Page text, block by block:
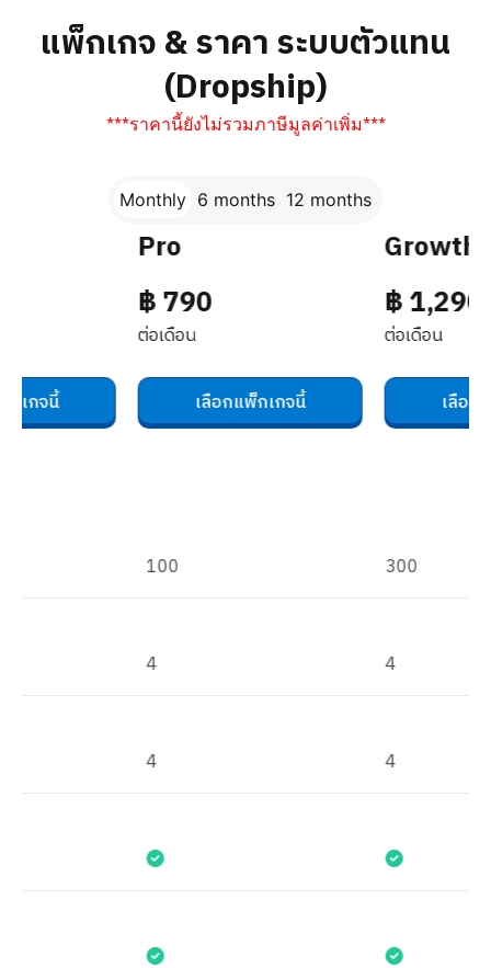
แพ็กเกจ & ราคา ระบบตัวแทน
(Dropship)
***ราคานี้ยังไม่รวมภาษีมูลค่าเพิ่ม***
Monthly 6 months 12 months
กจนี้
Pro
฿ 790
ต่อเดือน
เลือกแพ็กเกจนี้
Growth
฿ 1,290
ต่อเดือน
เลือกแ
100 300